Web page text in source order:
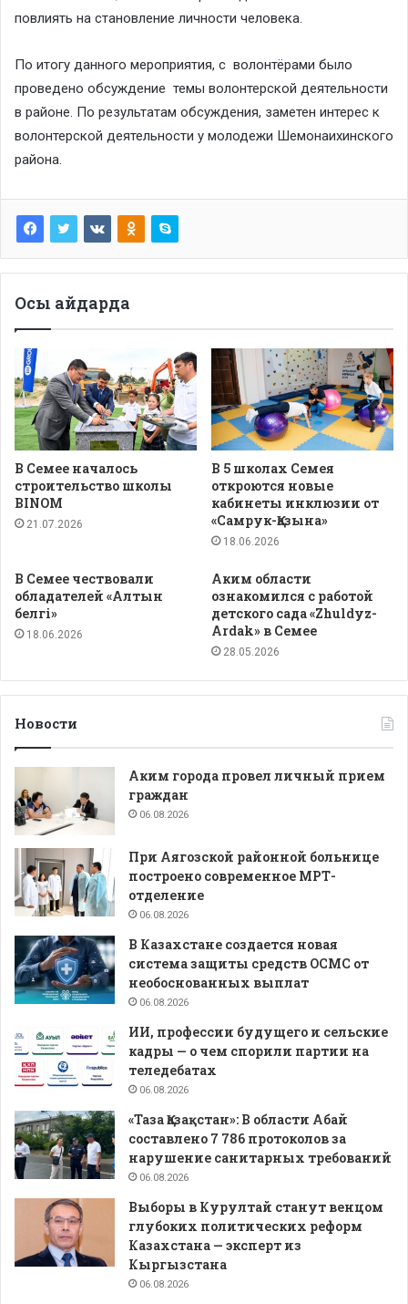
повлиять на становление личности человека.
По итогу данного мероприятия, с волонтёрами было
проведено обсуждение темы волонтерской деятельности
в районе. По результатам обсуждения, заметен интерес к
волонтерской деятельности у молодежи Шемонаихинского
района.
Осы айдарда
В Семее началось
строительство школы
BINOM
21.07.2026
В 5 школах Семея
откроются новые
кабинеты инклюзии от
«Самрук-Қазына»
18.06.2026
В Семее чествовали
обладателей «Алтын
белгі»
18.06.2026
Аким области
ознакомился с работой
детского сада «Zhuldyz-
Ardak» в Семее
28.05.2026
Новости
Аким города провел личный прием
граждан
06.08.2026
При Аягозской районной больнице
построено современное МРТ-
отделение
06.08.2026
В Казахстане создается новая
система защиты средств ОСМС от
необоснованных выплат
06.08.2026
ИИ, профессии будущего и сельские
кадры — о чем спорили партии на
теледебатах
06.08.2026
«Таза Қазақстан»: В области Абай
составлено 7 786 протоколов за
нарушение санитарных требований
06.08.2026
Выборы в Курултай станут венцом
глубоких политических реформ
Казахстана — эксперт из
Кыргызстана
06.08.2026